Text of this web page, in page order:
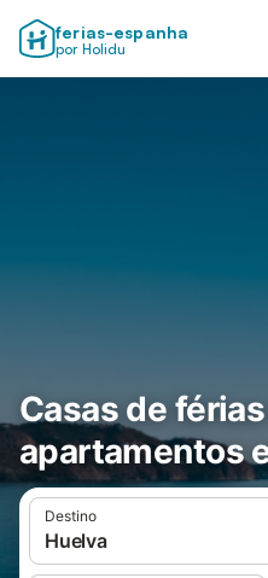
ferias-espanha
por Holidu
Casas de
apartamentos
Destino
Huelva